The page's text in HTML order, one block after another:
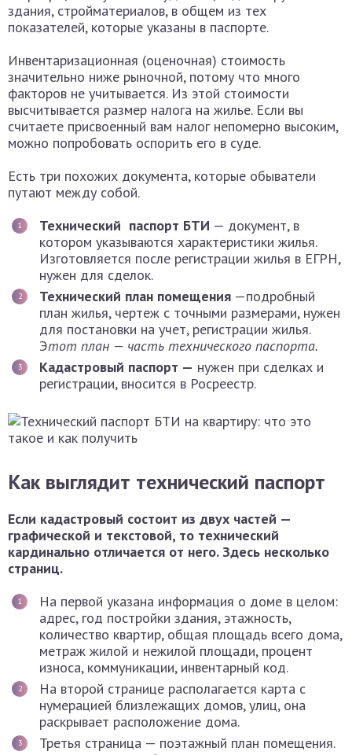
здания, стройматериалов, в общем из тех
показателей, которые указаны в паспорте.
Инвентаризационная (оценочная) стоимость
значительно ниже рыночной, потому что много
факторов не учитывается. Из этой стоимости
высчитывается размер налога на жилье. Если вы
считаете присвоенный вам налог непомерно высоким,
можно попробовать оспорить его в суде.
Есть три похожих документа, которые обыватели
путают между собой.
Технический паспорт БТИ — документ, в
котором указываются характеристики жилья.
Изготовляется после регистрации жилья в ЕГРН,
нужен для сделок.
Технический план помещения —подробный
план жилья, чертеж с точными размерами, нужен
для постановки на учет, регистрации жилья.
Этот план — часть технического паспорта.
Кадастровый паспорт — нужен при сделках и
регистрации, вносится в Росреестр.
Как выглядит технический паспорт
Если кадастровый состоит из двух частей —
графической и текстовой, то технический
кардинально отличается от него. Здесь несколько
страниц.
На первой указана информация о доме в целом:
адрес, год постройки здания, этажность,
количество квартир, общая площадь всего дома,
метраж жилой и нежилой площади, процент
износа, коммуникации, инвентарный код.
На второй странице располагается карта с
нумерацией близлежащих домов, улиц, она
раскрывает расположение дома.
Третья страница — поэтажный план помещения.